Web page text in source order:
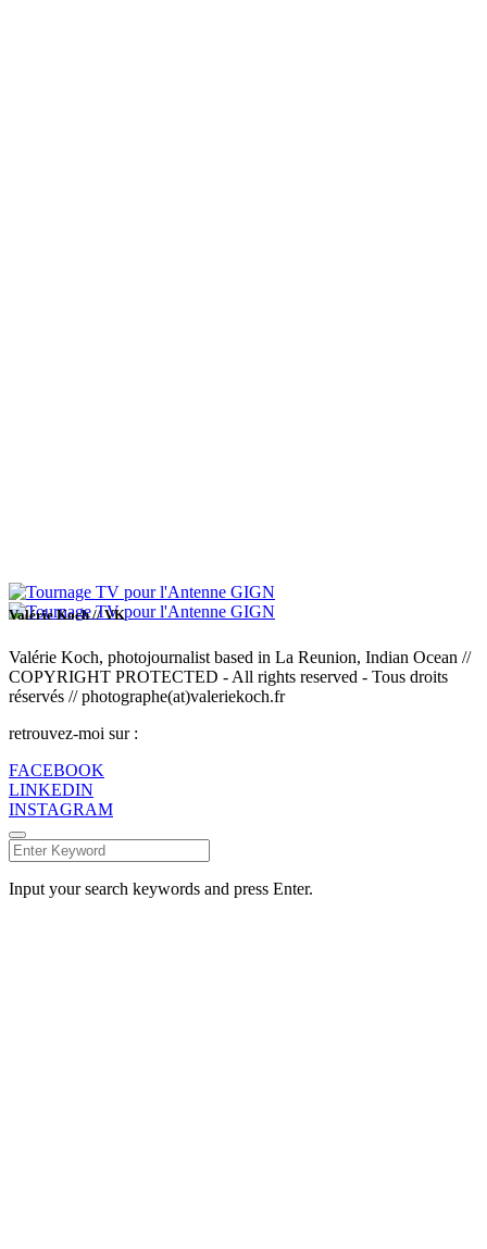
Valérie Koch // VK
Valérie Koch, photojournalist based in La Reunion, Indian Ocean //
COPYRIGHT PROTECTED - All rights reserved - Tous droits
réservés // photographe(at)valeriekoch.fr
retrouvez-moi sur :
FACEBOOK
LINKEDIN
INSTAGRAM
Input your search keywords and press Enter.